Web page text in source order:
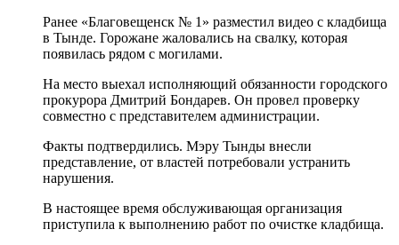
Ранее «Благовещенск № 1» разместил видео с кладбища
в Тынде. Горожане жаловались на свалку, которая
появилась рядом с могилами.
На место выехал исполняющий обязанности городского
прокурора Дмитрий Бондарев. Он провел проверку
совместно с представителем администрации.
Факты подтвердились. Мэру Тынды внесли
представление, от властей потребовали устранить
нарушения.
В настоящее время обслуживающая организация
приступила к выполнению работ по очистке кладбища.